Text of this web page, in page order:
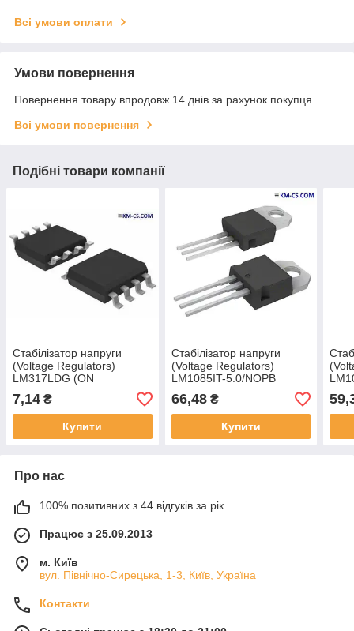
Всі умови оплати
Умови повернення
Повернення товару впродовж 14 днів за рахунок покупця
Всі умови повернення
Подібні товари компанії
Стабілізатор напруги
(Voltage Regulators)
LM317LDG (ON
Semiconductor)
7,14 ₴
Купити
Стабілізатор напруги
(Voltage Regulators)
LM1085IT-5.0/NOPB
(National Semiconductor)
66,48₴
Купити
Про нас
100% позитивних з 44 відгуків за рік
Працює з 25.09.2013
м. Київ
вул. Північно-Сирецька, 1-3, Київ, Україна
Контакти